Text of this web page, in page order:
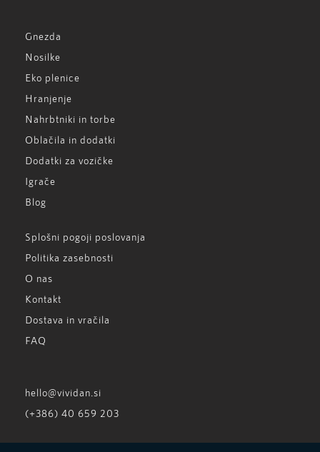
Gnezda
Nosilke
Eko plenice
Hranjenje
Nahrbtniki in torbe
Oblačila in dodatki
Dodatki za vozičke
Igrače
Blog
Splošni pogoji poslovanja
Politika zasebnosti
O nas
Kontakt
Dostava in vračila
FAQ
hello@vividan.si
(+386) 40 659 203